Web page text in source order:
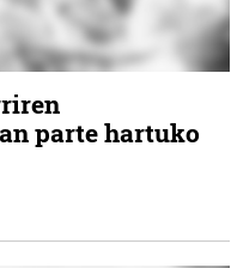
parte hartuko